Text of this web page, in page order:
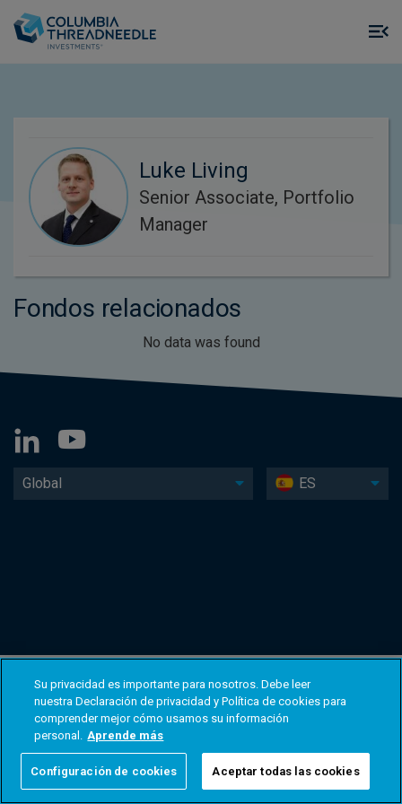
Luke Living
Senior Associate, Portfolio
Manager
Fondos relacionados
No data was found
Global ES
Su privacidad es importante para nosotros. Debe leer
nuestra Declaración de privacidad y Política de cookies para
comprender mejor cómo usamos su información
personal. Aprende más
Configuración de cookies Aceptar todas las cookies